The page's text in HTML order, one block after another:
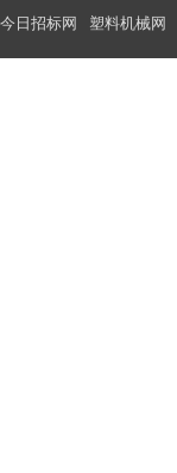
今日招标网
塑料机械网